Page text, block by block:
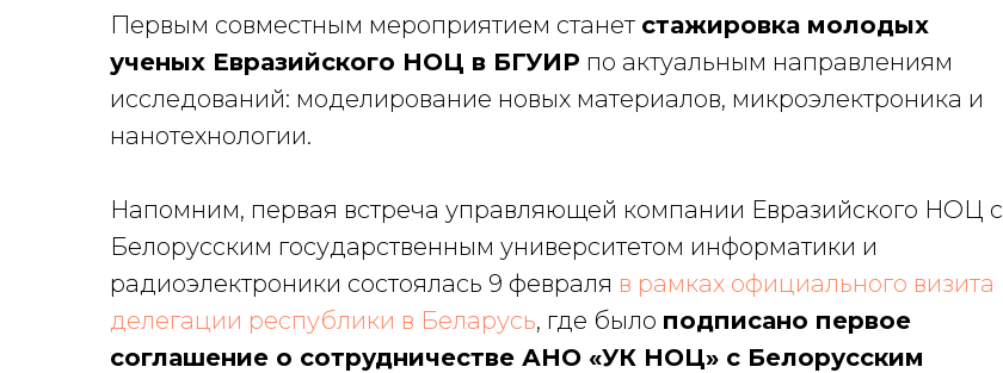
Первым совместным мероприятием станет стажировка молодых
ученых Евразийского НОЦ в БГУИР по актуальным направлениям
исследований: моделирование новых материалов, микроэлектроника и
нанотехнологии.
Напомним, первая встреча управляющей компании Евразийского НОЦ с
Белорусским государственным университетом информатики и
радиоэлектроники состоялась 9 февраля в рамках официального визита
делегации республики в Беларусь, где было подписано первое
соглашение о сотрудничестве АНО «УК НОЦ» с Белорусским